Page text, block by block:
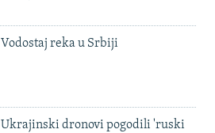
Vodostaj reka u Srbiji
Ukrajinski dronovi pogodili 'ruski